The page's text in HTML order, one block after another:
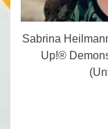
Sabrina
Up!®